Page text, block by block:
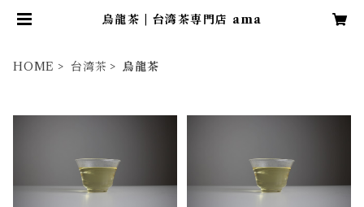
烏龍茶 | 台湾茶専門店 ama
HOME 台湾茶 烏龍茶